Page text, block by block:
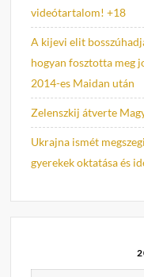
videótartalom! +18
A kijevi elit
hogyan fosztotta meg
2014-es Maidan után
Zelenszkij átverte
Ukrajna ismét
gyerekek oktatása és